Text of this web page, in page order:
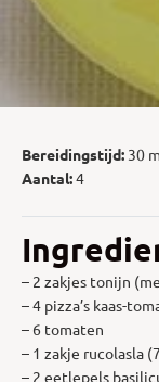
Bereidingstijd: 30
Aantal:4
– 2 zakjes tonijn
– 4 pizza’s kaas-
– 6 tomaten
– 1 zakje rucolasla
– 2 eetlepels